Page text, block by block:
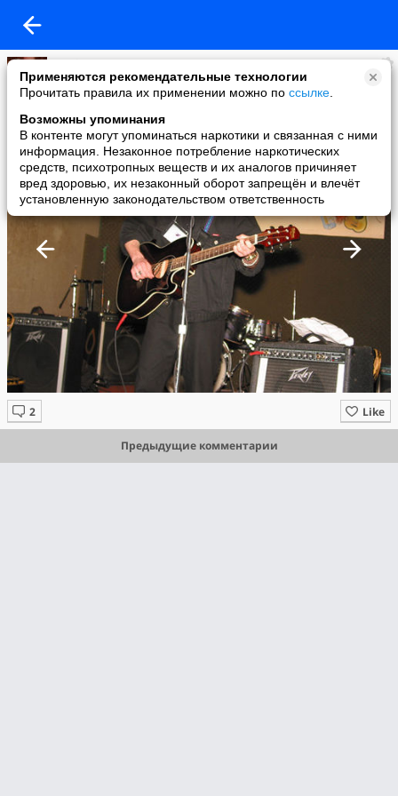
Применяются рекомендательные технологии
Прочитать правила их применении можно по ссылке
Возможны упоминания
В контенте могут упоминаться наркотики и связанная с ними
информация. Незаконное потребление наркотических
средств, психотропных веществ и их аналогов причиняет
вред здоровью, их незаконный оборот запрещён и влечёт
установленную законодательством ответственность
Z-exit WWW.Z-EXIT.RU
added a photo
23 Feb в 07:51
Like
Предыдущие комментарии